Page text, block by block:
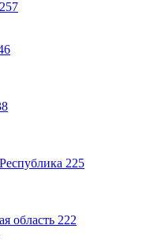
257
225
область 222